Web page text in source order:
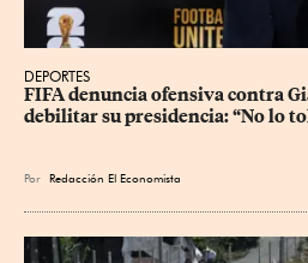
DEPORTES
FIFA denuncia ofensiva contra
debilitar su presidencia: “No lo
Por Redacción El Economista